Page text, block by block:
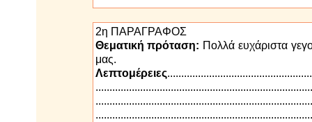
2η ΠΑΡΑΓΡΑΦΟΣ
Θεματική πρόταση: Πολλά ευχάριστα
μας.
Λεπτομέρειες